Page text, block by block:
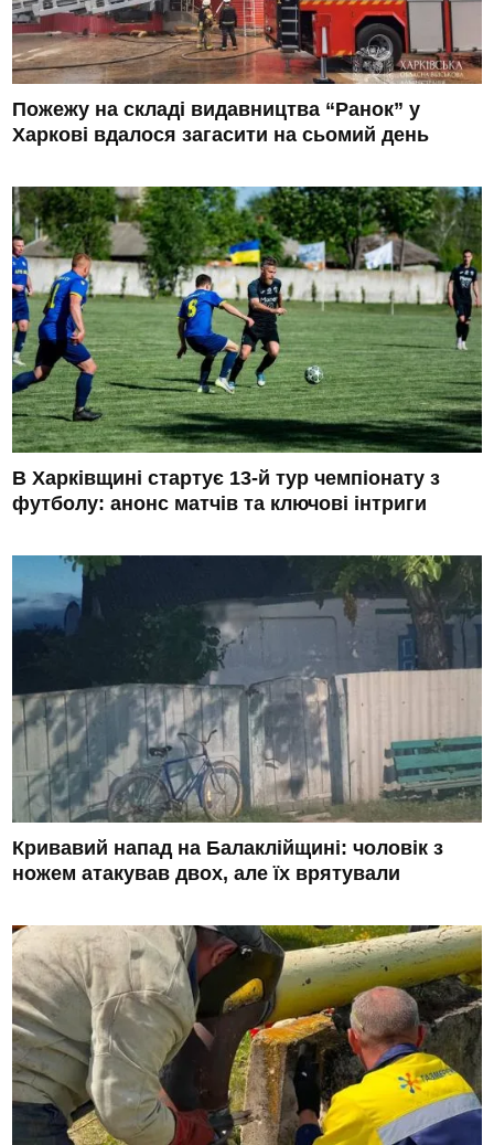
Пожежу на складі видавництва “Ранок” у
Харкові вдалося загасити на сьомий день
В Харківщині стартує 13-й тур чемпіонату з
футболу: анонс матчів та ключові інтриги
Кривавий напад на Балаклійщині: чоловік з
ножем атакував двох, але їх врятували